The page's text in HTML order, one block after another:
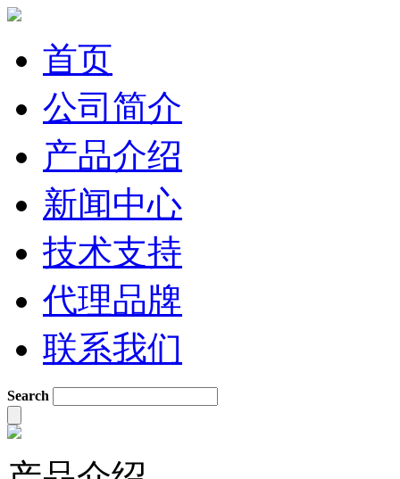
首页
公司简介
产品介绍
新闻中心
技术支持
代理品牌
联系我们
Search